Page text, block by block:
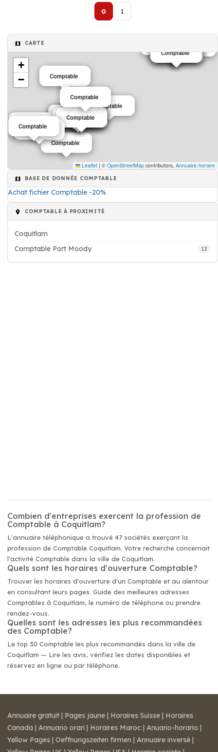
0 1
CARTE
Comptable
Comptable
Comptable
Comptable
Comptable
Comptable
Comptable
Comptable
Comptable
Comptable
Comptable
Comptable
Comptable
Comptable
Comptable
Comptable
Comptable
Comptable
+
−
Leaflet | © OpenStreetMap contributors, Annuaire-horaire
BASE DE DONNÉE COMPTABLE
Achat fichier Comptable -20%
COMPTABLE À PROXIMITÉ
Coquitlam
Comptable Port Moody
12
Combien d'entreprises exercent la profession de
Comptable à Coquitlam?
L'annuaire téléphonique a trouvé 47 sociétés exerçant la
profession de Comptable Coquitlam. Votre recherche concernait
l'activité Comptable dans la ville de Coquitlam.
Quels sont les horaires d'ouverture Comptable?
Trouver les horaires d'ouverture d'un Comptable et au alentour
en consultant leurs pages. Guide des meilleures adresses
Comptables à Coquitlam, le numéro de téléphone ou prendre
rendez-vous.
Quelles sont les adresses les plus recommandées
des Comptable?
Le top 30 Comptable les plus recommandés dans la ville de
Coquitlam — Lire les avis, vérifiez les dates disponibles et
réservez en ligne ou par téléphone.
Annuaire gratuit | Pages jaune | Horaires Suisse | Horaires
Canada | Annuario orari | Horaires Maroc | Anuario-horario |
Yellow Pages | Oeffnungszeiten firmen | Annuaire inversé |